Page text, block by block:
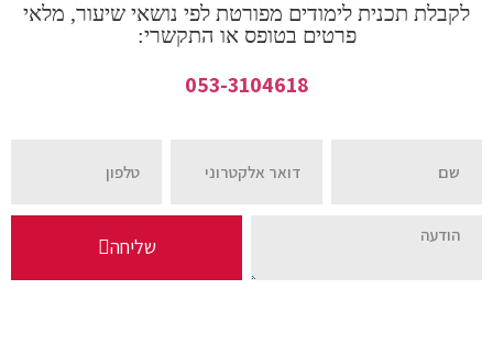
לקבלת תכנית לימודים מפורטת לפי נושאי שיעור, מלאי
פרטים בטופס או התקשרי:
053-3104618
שליחה